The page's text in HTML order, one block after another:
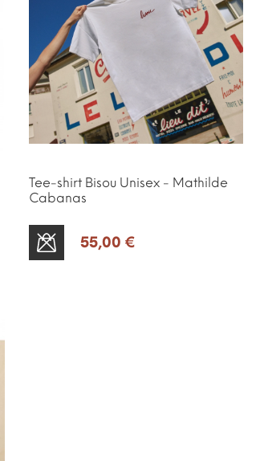
Tee-shirt Bisou Unisex - Mathilde
Cabanas
55,00 €